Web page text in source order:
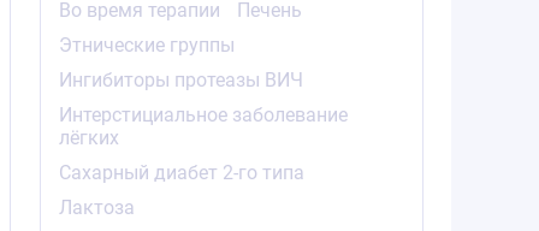
Во время терапии
Печень
Этнические группы
Ингибиторы протеазы ВИЧ
Интерстициальное заболевание
лёгких
Сахарный диабет 2-го типа
Лактоза